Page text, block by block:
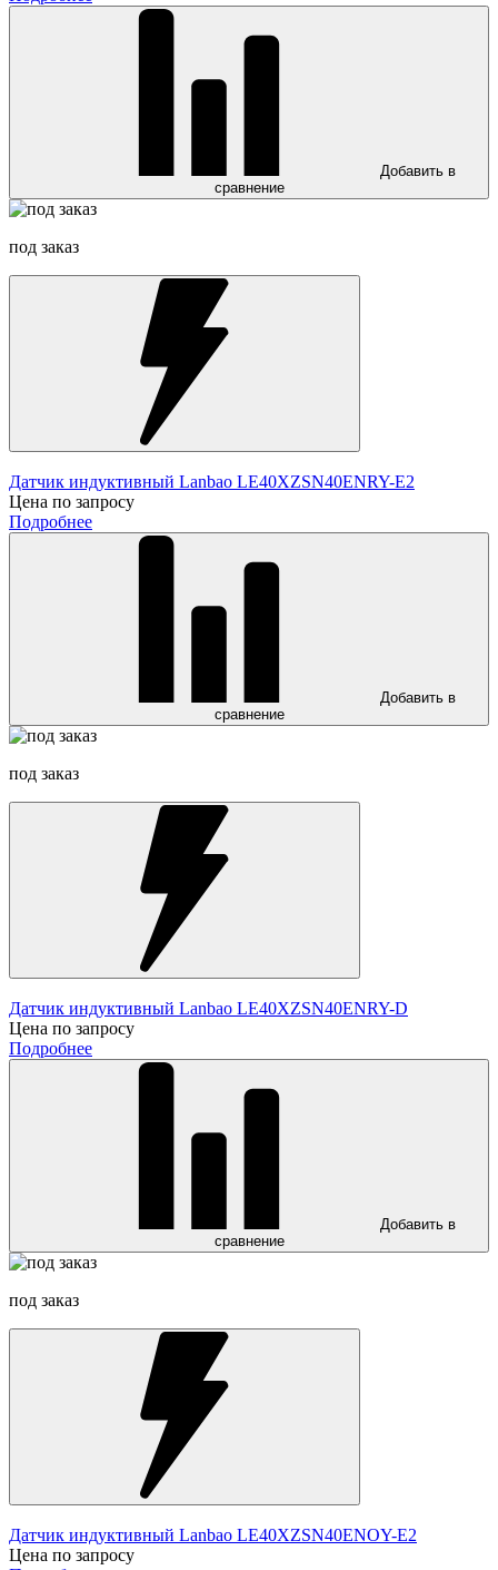
Добавить в
сравнение
под заказ
Датчик индуктивный Lanbao LE40XZSN40ENRY-E2
Цена по запросу
Подробнее
Добавить в
сравнение
под заказ
Датчик индуктивный Lanbao LE40XZSN40ENRY-D
Цена по запросу
Подробнее
Добавить в
сравнение
под заказ
Датчик индуктивный Lanbao LE40XZSN40ENOY-E2
Цена по запросу